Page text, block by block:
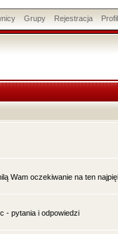
Grupy Rejestracja Profil
Wam oczekiwanie na ten
- pytania i odpowiedzi